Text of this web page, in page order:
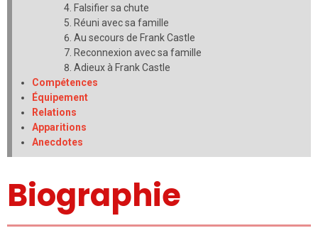
Falsifier sa chute
Réuni avec sa famille
Au secours de Frank Castle
Reconnexion avec sa famille
Adieux à Frank Castle
Compétences
Équipement
Relations
Apparitions
Anecdotes
Biographie